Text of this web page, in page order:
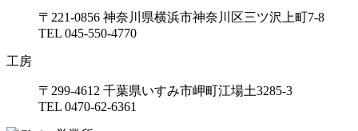
〒221-0856 神奈川県横浜市神奈川区三ツ沢上町7-8
TEL 045-550-4770
工房
〒299-4612 千葉県いすみ市岬町江場土3285-3
TEL 0470-62-6361